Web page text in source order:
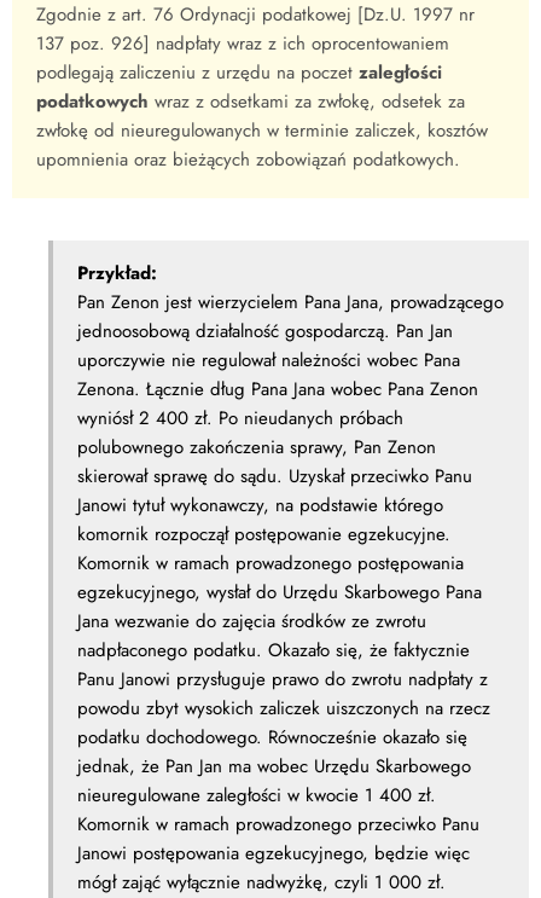
Zgodnie z art. 76 Ordynacji podatkowej [Dz.U. 1997 nr
137 poz. 926] nadpłaty wraz z ich oprocentowaniem
podlegają zaliczeniu z urzędu na poczet zaległości
podatkowych wraz z odsetkami za zwłokę, odsetek za
zwłokę od nieuregulowanych w terminie zaliczek, kosztów
upomnienia oraz bieżących zobowiązań podatkowych.
Przykład:
Pan Zenon jest wierzycielem Pana Jana, prowadzącego
jednoosobową działalność gospodarczą. Pan Jan
uporczywie nie regulował należności wobec Pana
Zenona. Łącznie dług Pana Jana wobec Pana Zenon
wyniósł 2 400 zł. Po nieudanych próbach
polubownego zakończenia sprawy, Pan Zenon
skierował sprawę do sądu. Uzyskał przeciwko Panu
Janowi tytuł wykonawczy, na podstawie którego
komornik rozpoczął postępowanie egzekucyjne.
Komornik w ramach prowadzonego postępowania
egzekucyjnego, wysłał do Urzędu Skarbowego Pana
Jana wezwanie do zajęcia środków ze zwrotu
nadpłaconego podatku. Okazało się, że faktycznie
Panu Janowi przysługuje prawo do zwrotu nadpłaty z
powodu zbyt wysokich zaliczek uiszczonych na rzecz
podatku dochodowego. Równocześnie okazało się
jednak, że Pan Jan ma wobec Urzędu Skarbowego
nieuregulowane zaległości w kwocie 1 400 zł.
Komornik w ramach prowadzonego przeciwko Panu
Janowi postępowania egzekucyjnego, będzie więc
mógł zająć wyłącznie nadwyżkę, czyli 1 000 zł.